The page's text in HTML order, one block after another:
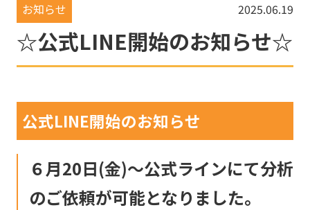
お知らせ 2025.06.19
☆公式LINE開始のお知らせ☆
公式LINE開始のお知らせ
６月20日(金)～公式ラインにて分析
のご依頼が可能となりました。